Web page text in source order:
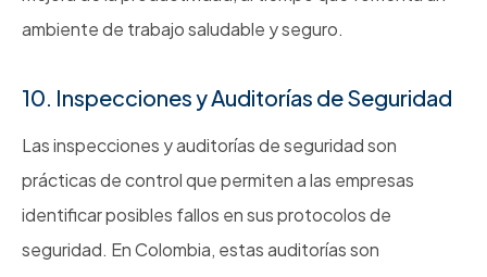
ambiente de trabajo saludable y seguro.
10. Inspecciones y Auditorías de Seguridad
Las inspecciones y auditorías de seguridad son
prácticas de control que permiten a las empresas
identificar posibles fallos en sus protocolos de
seguridad. En Colombia, estas auditorías son